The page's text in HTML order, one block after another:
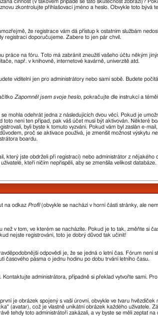
činnost (v takovém případě se tato skutečnost zobrazí)?
zkontrolujte přihlašovací jméno a heslo. Obvykle toto bývá
že registrace vám dá přístup k ostatním službám
registraci doporučujeme. Zabere to jen pár chvil.
práce na fóru. Toto má zabránit zneužití vašeho účtu někým
např. v knihovně, internetové kavárně, univerzitě atd.
viditelní jen pro administrátory nebo sami sobě. Budete
Zapomněl jsem svoje heslo, pokračujte dle instrukcí a
mohla odehrát jedna z následujících dvou věcí. Pokud je
toto není ten případ, pak váš účet musí být aktivován. Některé
byli byste k tomuto vyzváni. Pokud vám byl zaslán e-
proč se aktivace používá, je zmenšit možnost výskytu
boardu.
který jste obdrželi při registraci) nebo administrátor z nějakého
kteří ničím nepřispěli, aby se zmenšila velikost
na odkaz Profil(obvykle se nachází v horní části stránky, ale
v tom, ve kterém se nacházíte. Pokud je to tak, změňte si
nejste registrováni, toto je dobrý důvod tak učinit!
odpovědí je, že se jedná o letní čas. Fórum není
časového pásma o jednu hodinu po dobu trvání letního času.
administrátora, případně si překlad vytvořte sami.
je obrázek spojený s vaší úrovní, obvykle ve tvaru
(avatar), což je vlastně unikátní obrázek každého uživatele.
tehdy toto administrátoři zakázali, a vy byste se měli zeptat na